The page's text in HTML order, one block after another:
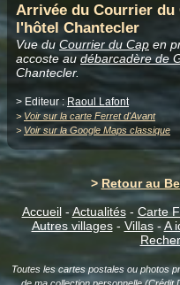
Arrivée du Courrier du
l'hôtel Chantecler
Vue du Courrier du Cap en
accoste au débarcadère de
Chantecler.
> Editeur :Raoul Lafont
> Voir sur la carte Ferret d'Avant
> Voir sur la Google Maps classique
> Retour au
Accueil- Actualités- Carte
Autres villages- Villas-A
Toutes les cartes postales ou photos
de ma collection personnelle (Crédit